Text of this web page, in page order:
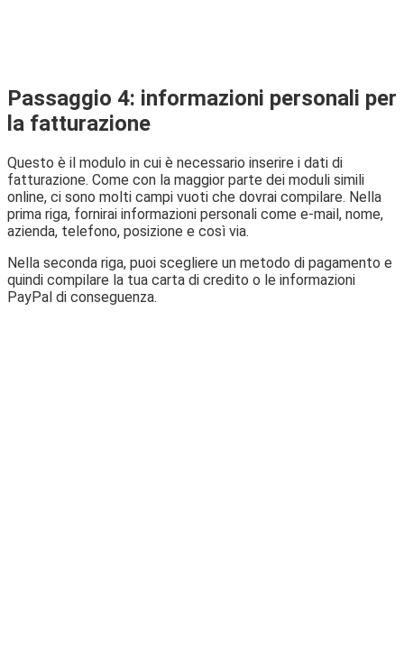
Passaggio 4: informazioni personali per
la fatturazione
Questo è il modulo in cui è necessario inserire i dati di
fatturazione. Come con la maggior parte dei moduli simili
online, ci sono molti campi vuoti che dovrai compilare. Nella
prima riga, fornirai informazioni personali come e-mail, nome,
azienda, telefono, posizione e così via.
Nella seconda riga, puoi scegliere un metodo di pagamento e
quindi compilare la tua carta di credito o le informazioni
PayPal di conseguenza.